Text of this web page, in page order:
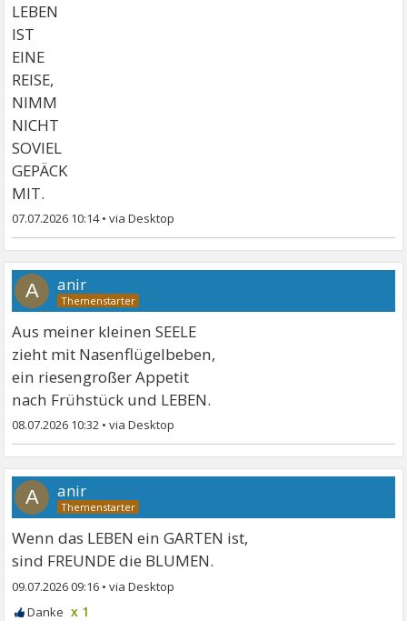
LEBEN
IST
EINE
REISE,
NIMM
NICHT
SOVIEL
GEPÄCK
MIT.
07.07.2026 10:14•
A anir
Aus meiner kleinen SEELE
zieht mit Nasenflügelbeben,
ein riesengroßer Appetit
nach Frühstück und LEBEN.
08.07.2026 10:32 •
A anir
Wenn das LEBEN ein GARTEN ist,
sind FREUNDE die BLUMEN.
09.07.2026 09:16 •
x 1